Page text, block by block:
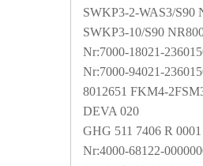
SWKP3-2-WAS3/S90
SWKP3-10/S90
Nr:7000-18021-
Nr:7000-94021-
8012651 FKM4-
DEVA 020
GHG 511 7406 R
Nr:4000-68122-